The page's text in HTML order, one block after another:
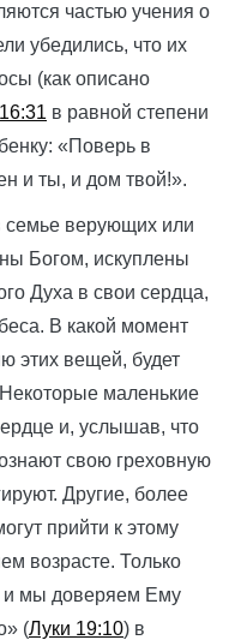
частью учения о
убедились, что их
(как описано
в равной степени
«Поверь в
и ты, и дом твой!».
семье верующих или
Богом, искуплены
Духа в свои сердца,
В какой момент
этих вещей, будет
Некоторые маленькие
и, услышав, что
свою греховную
Другие, более
прийти к этому
возрасте. Только
и мы доверяем Ему
(Луки 19:10) в